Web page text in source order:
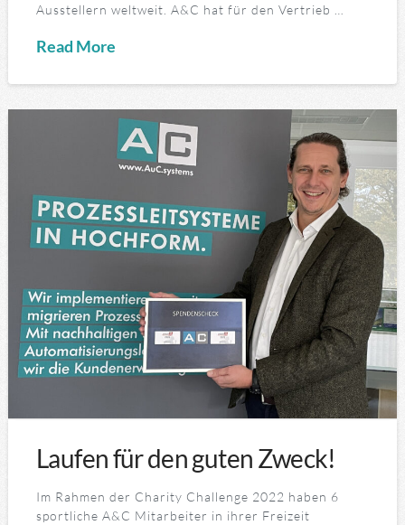
Ausstellern weltweit. A&C hat für den Vertrieb …
Read More
Laufen für den guten Zweck!
Im Rahmen der Charity Challenge 2022 haben 6
sportliche A&C Mitarbeiter in ihrer Freizeit